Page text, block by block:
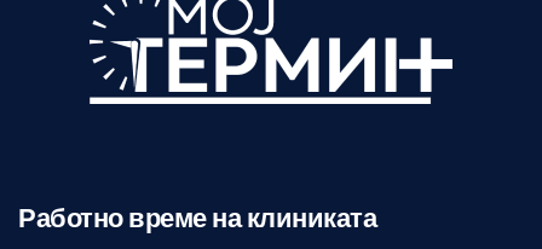
Работно време на клиниката